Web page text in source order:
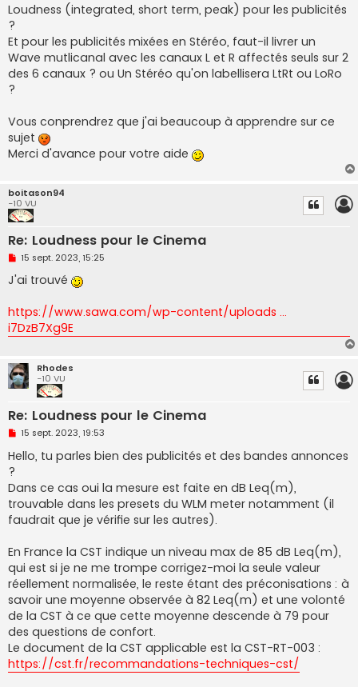
Loudness (integrated, short term, peak) pour les publicités
?
Et pour les publicités mixées en Stéréo, faut-il livrer un
Wave mutlicanal avec les canaux L et R affectés seuls sur 2
des 6 canaux ? ou Un Stéréo qu'on labellisera LtRt ou LoRo
?
Vous conprendrez que j'ai beaucoup à apprendre sur ce
sujet
Merci d'avance pour votre aide
boitason94
-10 VU
Re: Loudness pour le Cinema
M
s
s
g
e
n
o
l
u
15 sept. 2023, 15:25
J'ai trouvé
https://www.sawa.com/wp-content/uploads ...
i7DzB7Xg9E
Rhodes
-10 VU
Re: Loudness pour le Cinema
M
s
s
g
e
n
o
n
15 sept. 2023, 19:53
Hello, tu parles bien des publicités et des bandes annonces
?
Dans ce cas oui la mesure est faite en dB Leq(m),
trouvable dans les presets du WLM meter notamment (il
faudrait que je vérifie sur les autres).
En France la CST indique un niveau max de 85 dB Leq(m),
qui est si je ne me trompe corrigez-moi la seule valeur
réellement normalisée, le reste étant des préconisations : à
savoir une moyenne observée à 82 Leq(m) et une volonté
de la CST à ce que cette moyenne descende à 79 pour
des questions de confort.
Le document de la CST applicable est la CST-RT-003 :
https://cst.fr/recommandations-techniques-cst/